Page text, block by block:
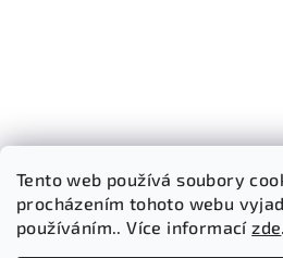
Tento web používá soubory
procházením tohoto webu
používáním.. Více informacízde.
Sledovat na Instagramu